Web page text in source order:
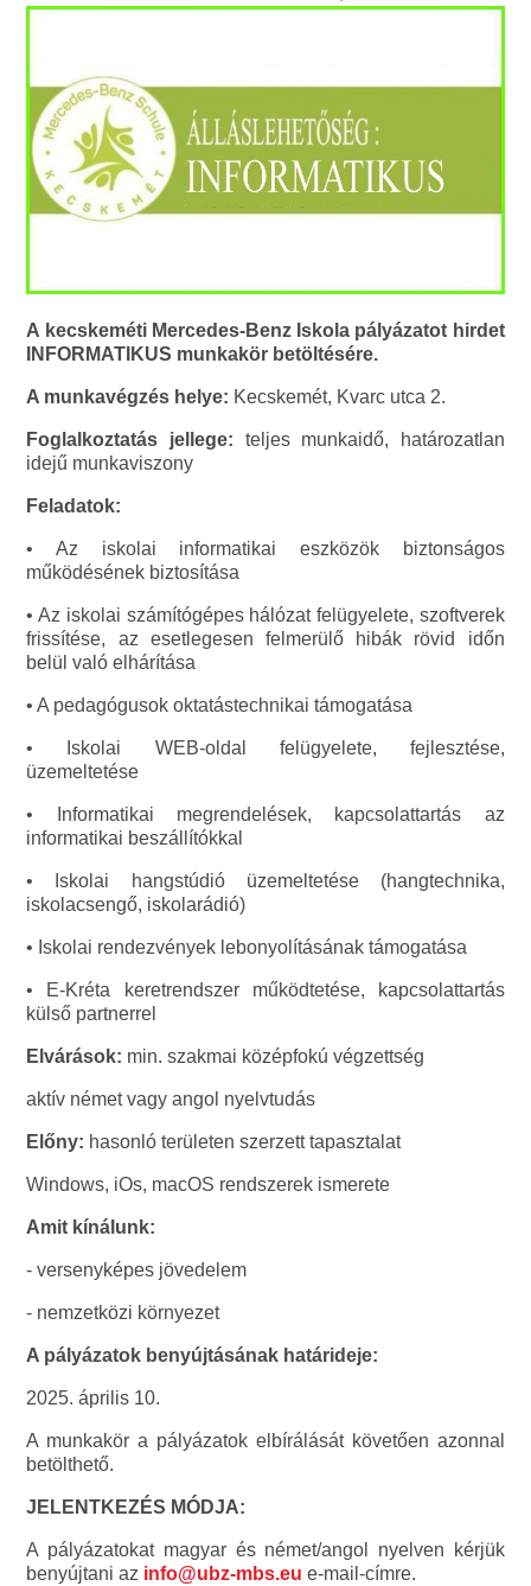
A kecskeméti Mercedes-Benz Iskola pályázatot hirdet
INFORMATIKUS munkakör betöltésére.
A munkavégzés helye: Kecskemét, Kvarc utca 2.
Foglalkoztatás jellege: teljes munkaidő, határozatlan
idejű munkaviszony
Feladatok:
• Az iskolai informatikai eszközök biztonságos
működésének biztosítása
• Az iskolai számítógépes hálózat felügyelete, szoftverek
frissítése, az esetlegesen felmerülő hibák rövid időn
belül való elhárítása
• A pedagógusok oktatástechnikai támogatása
• Iskolai WEB-oldal felügyelete, fejlesztése,
üzemeltetése
• Informatikai megrendelések, kapcsolattartás az
informatikai beszállítókkal
• Iskolai hangstúdió üzemeltetése (hangtechnika,
iskolacsengő, iskolarádió)
• Iskolai rendezvények lebonyolításának támogatása
• E-Kréta keretrendszer működtetése, kapcsolattartás
külső partnerrel
Elvárások: min. szakmai középfokú végzettség
aktív német vagy angol nyelvtudás
Előny: hasonló területen szerzett tapasztalat
Windows, iOs, macOS rendszerek ismerete
Amit kínálunk:
- versenyképes jövedelem
- nemzetközi környezet
A pályázatok benyújtásának határideje:
2025. április 10.
A munkakör a pályázatok elbírálását követően azonnal
betölthető.
JELENTKEZÉS MÓDJA:
A pályázatokat magyar és német/angol nyelven kérjük
benyújtani az info@ubz-mbs.eu e-mail-címre.